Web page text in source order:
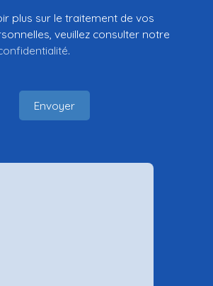
plus sur le traitement de vos
veuillez consulter notre
.
Envoyer